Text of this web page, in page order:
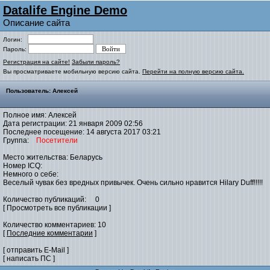
Datalife Engine Demo
Описание сайта
Логин:
Пароль:
Регистрация на сайте! Забыли пароль?
Вы просматриваете мобильную версию сайта. Перейти на полную версию сайта.
Пользователь: Алексей
Полное имя: Алексей
Дата регистрации: 21 января 2009 02:56
Последнее посещение: 14 августа 2017 03:21
Группа:
Посетители
Место жительства: Беларусь
Номер ICQ:
Немного о себе:
Веселый чувак без вредных привычек. Очень сильно нравится Hilary Duff!!!!!
Количество публикаций: 0
[ Просмотреть все публикации ]
Количество комментариев: 10
[ Последние комментарии ]
[ отправить E-Mail ]
[ написать ПС ]